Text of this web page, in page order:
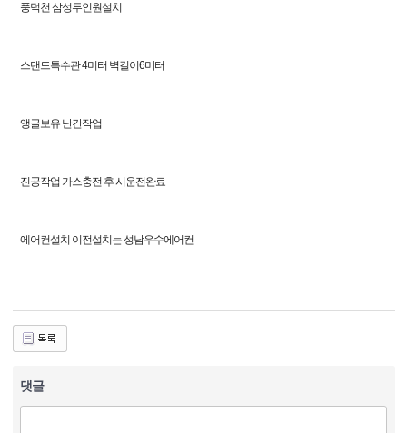
풍덕천 삼성투인원설치
스탠드특수관 4미터 벽걸이6미터
앵글보유 난간작업
진공작업 가스충전 후 시운전완료
에어컨설치 이전설치는 성남우수에어컨
댓글